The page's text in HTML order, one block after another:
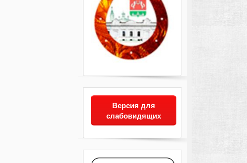
Версия для
слабовидящих